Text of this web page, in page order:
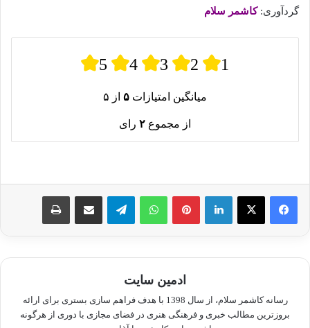
گردآوری:کاشمر سلام
5 4 3 2 1
میانگین امتیازات ۵ از ۵
از مجموع ۲ رای
لینکدین پینترستواتس آپ تلگرام اشتراک گذاری از طریق ایمیل چاپ
ادمین سایت
رسانه کاشمر سلام، از سال 1398 با هدف فراهم سازی بستری برای ارائه
بروزترین مطالب خبری و فرهنگی هنری در فضای مجازی با دوری از هرگونه